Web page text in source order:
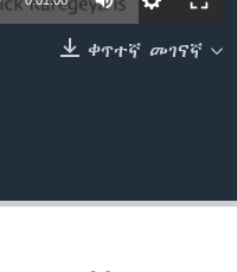
ቀጥተኛ መገናኛ